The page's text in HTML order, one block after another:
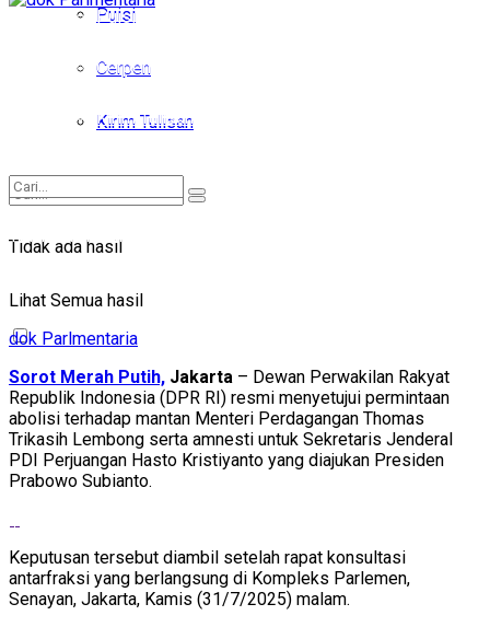
Puisi
Cerpen
Kirim Tulisan
Tidak ada hasil
Lihat Semua hasil
Puisi
Cerpen
Kirim Tulisan
Tidak ada hasil
dok Parlmentaria
Sorot Merah Putih, Jakarta – Dewan Perwakilan Rakyat
Republik Indonesia (DPR RI) resmi menyetujui permintaan
abolisi terhadap mantan Menteri Perdagangan Thomas
Trikasih Lembong serta amnesti untuk Sekretaris Jenderal
PDI Perjuangan Hasto Kristiyanto yang diajukan Presiden
Prabowo Subianto.
Keputusan tersebut diambil setelah rapat konsultasi
antarfraksi yang berlangsung di Kompleks Parlemen,
Senayan, Jakarta, Kamis (31/7/2025) malam.